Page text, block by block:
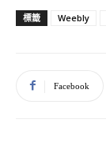
標籤 Weebly
Facebook